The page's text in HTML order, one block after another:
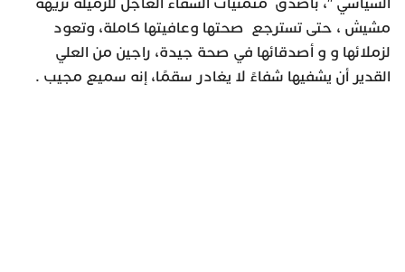
مشيش ، حتى تسترجع صحتها وعافيتها كاملة، وتعود
لزملائها و و أصدقائها في صحة جيدة، راجين من العلي
القدير أن يشفيها شفاءً لا يغادر سقمًا، إنه سميع مجيب .